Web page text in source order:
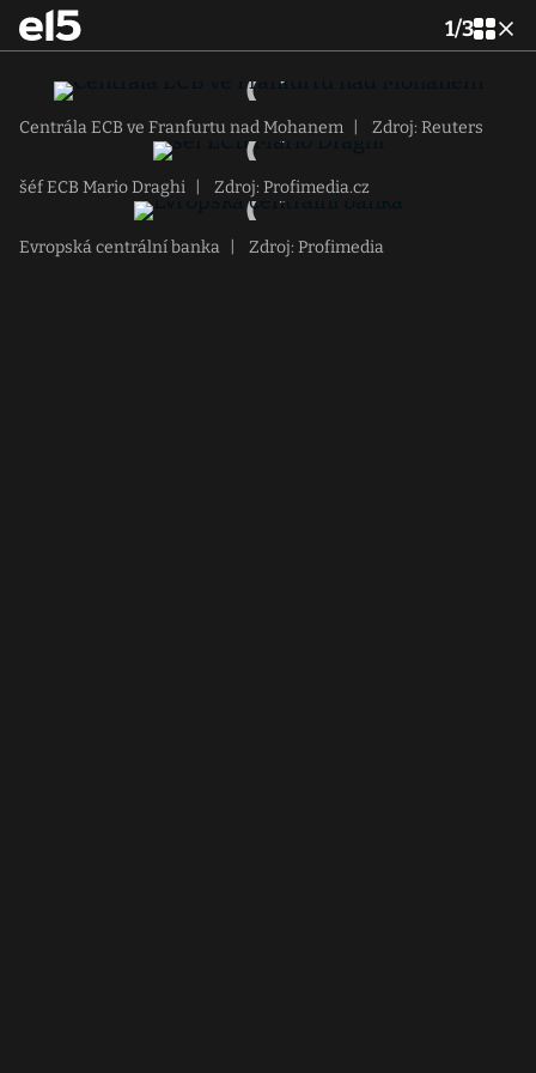
1/3
Centrála ECB ve Franfurtu nad Mohanem Zdroj: Reuters
šéf ECB Mario Draghi Zdroj: Profimedia.cz
Evropská centrální banka Zdroj: Profimedia